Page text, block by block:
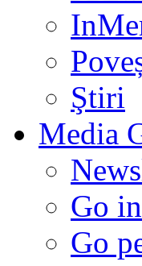
Ştiri
Media
Go
Go